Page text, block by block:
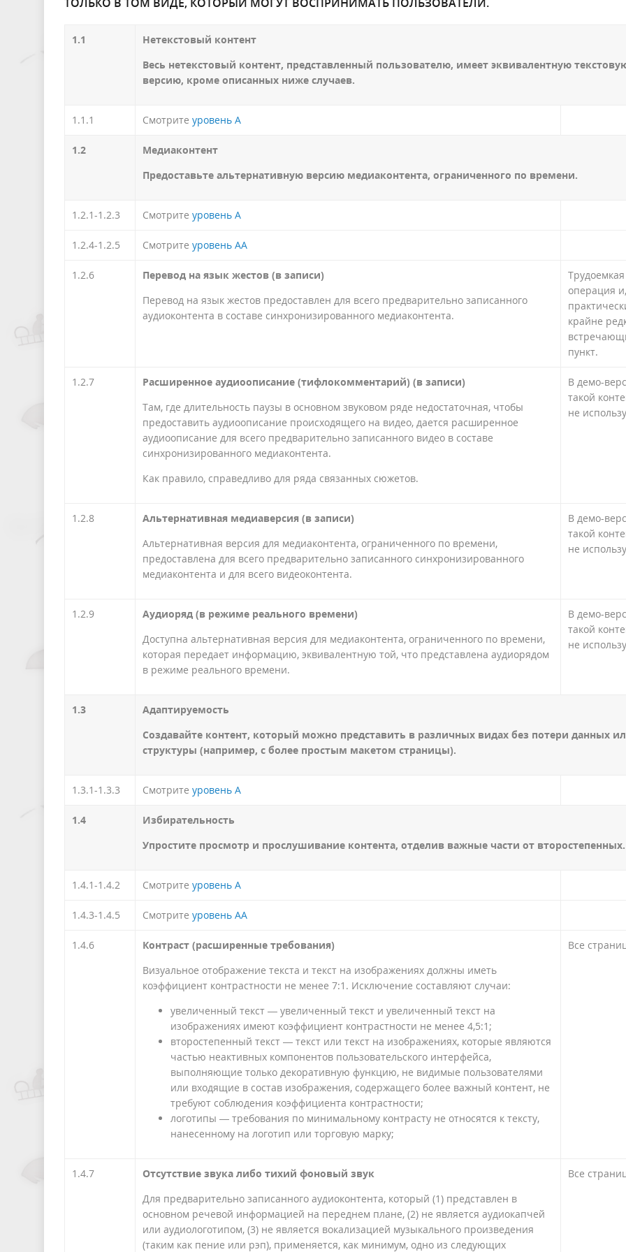
1.1
Нетекстовый контент
Весь нетекстовый контент, представленный пользователю, имеет эквивалентную
версию, кроме описанных ниже случаев.
1.1.1 Смотрите уровень А
1.2
Медиаконтент
Предоставьте альтернативную версию медиаконтента, ограниченного по времени.
1.2.1-1.2.3 Смотрите уровень А
1.2.4-1.2.5 Смотрите уровень АА
1.2.6
Перевод на язык жестов (в записи)
Перевод на язык жестов предоставлен для всего предварительно записанного
аудиоконтента в составе синхронизированного медиаконтента.
Трудоемкая
операция и,
крайне
пункт.
1.2.7
Расширенное аудиоописание (тифлокомментарий) (в записи)
Там, где длительность паузы в основном звуковом ряде недостаточная, чтобы
предоставить аудиоописание происходящего на видео, дается расширенное
аудиоописание для всего предварительно записанного видео в составе
синхронизированного медиаконтента.
Как правило, справедливо для ряда связанных сюжетов.
В демо-
такой
не
1.2.8
Альтернативная медиаверсия (в записи)
Альтернативная версия для медиаконтента, ограниченного по времени,
предоставлена для всего предварительно записанного синхронизированного
медиаконтента и для всего видеоконтента.
В демо-
такой
не
1.2.9
Аудиоряд (в режиме реального времени)
Доступна альтернативная версия для медиаконтента, ограниченного по времени,
которая передает информацию, эквивалентную той, что представлена аудиорядом
в режиме реального времени.
В демо-
такой
не
1.3
Адаптируемость
Создавайте контент, который можно представить в различных видах без потери данных
структуры (например, с более простым макетом страницы).
1.3.1-1.3.3 Смотрите уровень А
1.4
Избирательность
Упростите просмотр и прослушивание контента, отделив важные части от второстепенных.
1.4.1-1.4.2 Смотрите уровень А
1.4.3-1.4.5 Смотрите уровень АА
1.4.6
Контраст (расширенные требования)
Визуальное отображение текста и текст на изображениях должны иметь
коэффициент контрастности не менее 7:1. Исключение составляют случаи:
увеличенный текст — увеличенный текст и увеличенный текст на
изображениях имеют коэффициент контрастности не менее 4,5:1;
второстепенный текст — текст или текст на изображениях, которые являются
частью неактивных компонентов пользовательского интерфейса,
выполняющие только декоративную функцию, не видимые пользователями
или входящие в состав изображения, содержащего более важный контент, не
требуют соблюдения коэффициента контрастности;
логотипы — требования по минимальному контрасту не относятся к тексту,
нанесенному на логотип или торговую марку;
Все
1.4.7
Отсутствие звука либо тихий фоновый звук
Для предварительно записанного аудиоконтента, который (1) представлен в
основном речевой информацией на переднем плане, (2) не является аудиокапчей
или аудиологотипом, (3) не является вокализацией музыкального произведения
(таким как пение или рэп), применяется, как минимум, одно из следующих
Все